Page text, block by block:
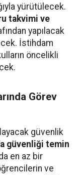
yürütülecek.
takvimi ve
yapılacak
İstihdam
öncelikli
Görev
güvenlik
güvenliği temin
en az bir
ve